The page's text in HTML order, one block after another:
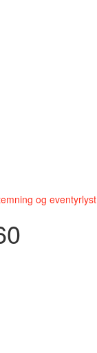
og eventyrlyst